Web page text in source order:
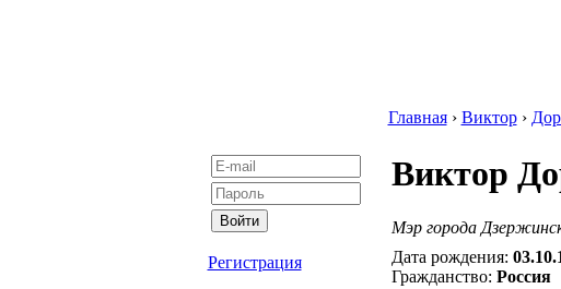
Регистрация
Главная› Виктор›
Виктор
Мэр города
Дата рождения:
Гражданство: Россия